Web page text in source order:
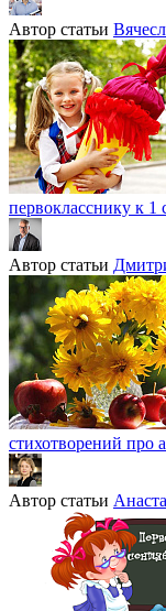
Автор статьи
первокласснику к 1
Автор статьи
стихотворений про
Автор статьи